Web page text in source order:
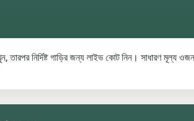
নির্দিষ্ট গাড়ির জন্য লাইভ কোট নিন। সাধারণ মূল্য